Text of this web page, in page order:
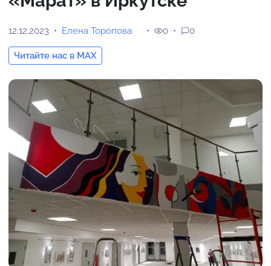
12.12.2023 Елена Торопова
Читайте нас в MAX
0 0